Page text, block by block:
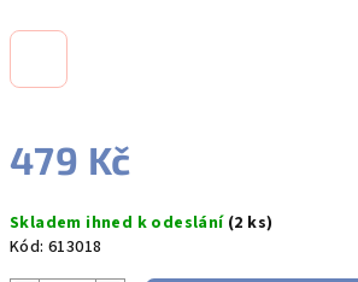
479 Kč
cena:
Skladem ihned k odeslání (2 ks)
Kód: 613018